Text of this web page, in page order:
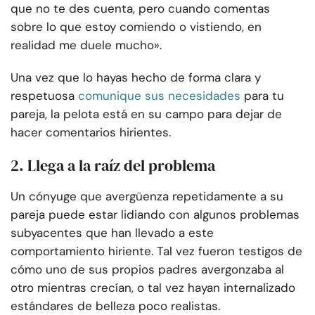
que no te des cuenta, pero cuando comentas
sobre lo que estoy comiendo o vistiendo, en
realidad me duele mucho».
Una vez que lo hayas hecho de forma clara y
respetuosa comunique sus necesidades para tu
pareja, la pelota está en su campo para dejar de
hacer comentarios hirientes.
2. Llega a la raíz del problema
Un cónyuge que avergüenza repetidamente a su
pareja puede estar lidiando con algunos problemas
subyacentes que han llevado a este
comportamiento hiriente. Tal vez fueron testigos de
cómo uno de sus propios padres avergonzaba al
otro mientras crecían, o tal vez hayan internalizado
estándares de belleza poco realistas.